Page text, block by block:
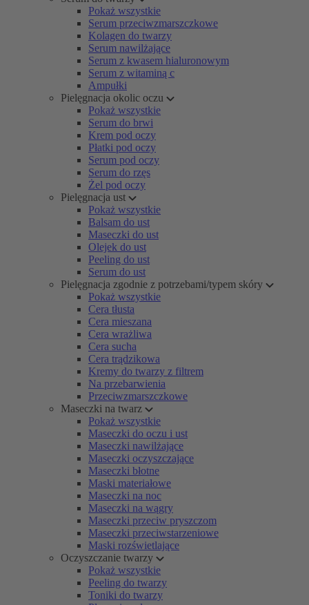
Pokaż wszystkie
Serum przeciwzmarszczkowe
Kolagen do twarzy
Serum nawilżające
Serum z kwasem hialuronowym
Serum z witaminą c
Ampułki
Pielęgnacja okolic oczu
Pokaż wszystkie
Serum do brwi
Krem pod oczy
Płatki pod oczy
Serum pod oczy
Serum do rzęs
Żel pod oczy
Pielęgnacja ust
Pokaż wszystkie
Balsam do ust
Maseczki do ust
Olejek do ust
Peeling do ust
Serum do ust
Pielęgnacja zgodnie z potrzebami/typem skóry
Pokaż wszystkie
Cera tłusta
Cera mieszana
Cera wrażliwa
Cera sucha
Cera trądzikowa
Kremy do twarzy z filtrem
Na przebarwienia
Przeciwzmarszczkowe
Maseczki na twarz
Pokaż wszystkie
Maseczki do oczu i ust
Maseczki nawilżające
Maseczki oczyszczające
Maseczki błotne
Maski materiałowe
Maseczki na noc
Maseczki na wągry
Maseczki przeciw pryszczom
Maseczki przeciwstarzeniowe
Maski rozświetlające
Oczyszczanie twarzy
Pokaż wszystkie
Peeling do twarzy
Toniki do twarzy